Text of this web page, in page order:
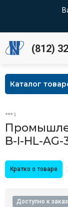
(812)
Каталог
B-I-HL-AG-
Кратко о товаре
Доступно к